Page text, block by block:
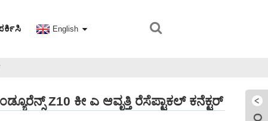
English
Z10 ಕೀ ಎ ಆವೃತ್ತಿ ರೆಸೆಪ್ಟಾಕಲ್ ಕನೆಕ್ಟರ್